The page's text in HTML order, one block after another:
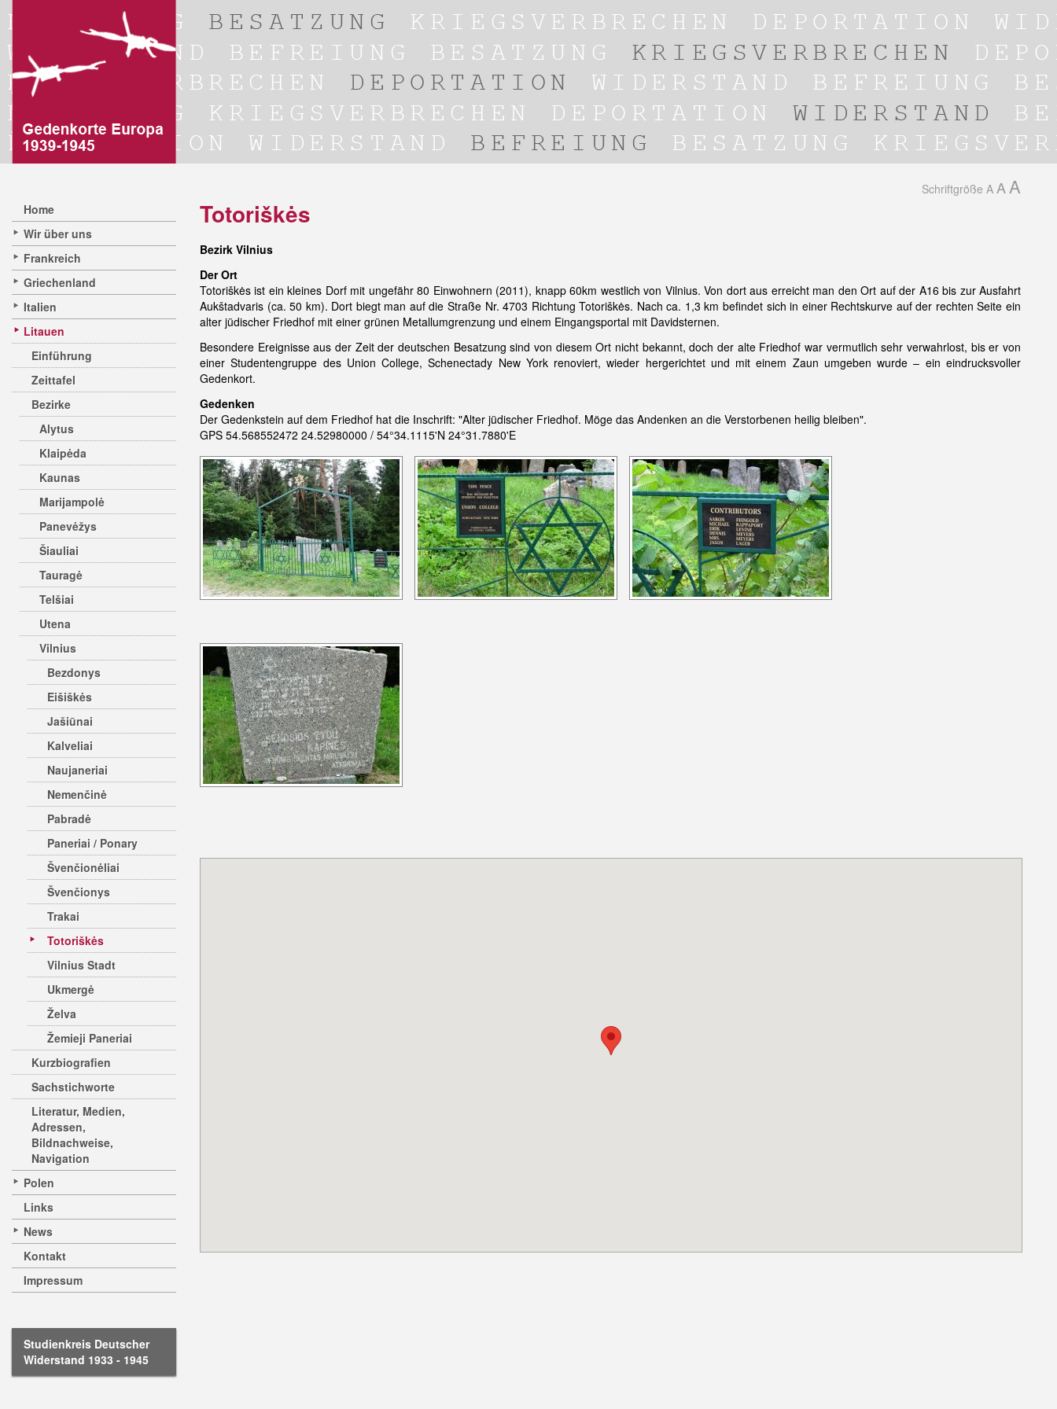
Home
Wir über uns
Frankreich
Griechenland
Italien
Litauen
Einführung
Zeittafel
Bezirke
Alytus
Klaipėda
Kaunas
Marijampolė
Panevėžys
Šiauliai
Tauragė
Telšiai
Utena
Vilnius
Bezdonys
Eišiškės
Jašiūnai
Kalveliai
Naujaneriai
Nemenčinė
Pabradė
Paneriai / Ponary
Švenčionėliai
Švenčionys
Trakai
Totoriškės
Vilnius Stadt
Ukmergė
Želva
Žemieji Paneriai
Kurzbiografien
Sachstichworte
Literatur, Medien,
Adressen,
Bildnachweise,
Navigation
Polen
Links
News
Kontakt
Impressum
Studienkreis Deutscher
Widerstand 1933 - 1945
Schriftgröße A A A
Totoriškės
Bezirk Vilnius
Der Ort
Totoriškės ist ein kleines Dorf mit ungefähr 80 Einwohnern (2011), knapp 60km westlich von Vilnius. Von dort aus erreicht man den Ort auf der A16 bis zur Ausfahrt
Aukštadvaris (ca. 50 km). Dort biegt man auf die Straße Nr. 4703 Richtung Totoriškės. Nach ca. 1,3 km befindet sich in einer Rechtskurve auf der rechten Seite ein
alter jüdischer Friedhof mit einer grünen Metallumgrenzung und einem Eingangsportal mit Davidsternen.
Besondere Ereignisse aus der Zeit der deutschen Besatzung sind von diesem Ort nicht bekannt, doch der alte Friedhof war vermutlich sehr verwahrlost, bis er von
einer Studentengruppe des Union College, Schenectady New York renoviert, wieder hergerichtet und mit einem Zaun umgeben wurde – ein eindrucksvoller
Gedenkort.
Gedenken
Der Gedenkstein auf dem Friedhof hat die Inschrift: "Alter jüdischer Friedhof. Möge das Andenken an die Verstorbenen heilig bleiben".
GPS 54.568552472 24.52980000 / 54°34.1115'N 24°31.7880'E